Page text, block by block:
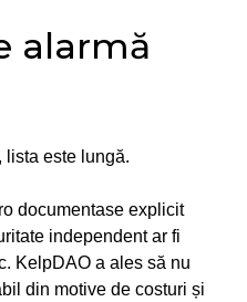
alarmă
lista este lungă.
documentase explicit
independent ar fi
KelpDAO a ales să nu
din motive de costuri și